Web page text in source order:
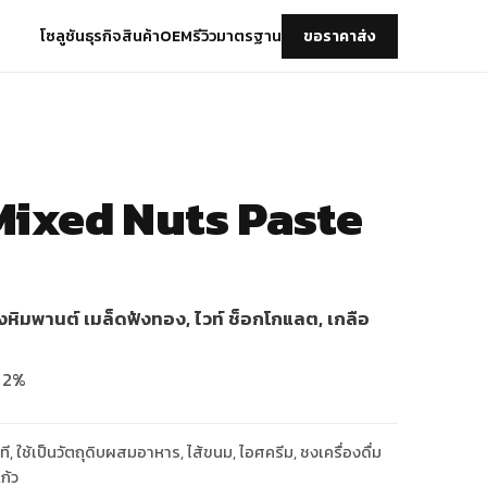
โซลูชันธุรกิจสินค้าOEMรีวิวมาตรฐาน ขอราคาส่ง
Nuts Paste
มพานต์ เมล็ดฟังทอง, ไวท์ ช็อกโกแลต, เกลือ
, ใช้เป็นวัตถุดิบผสมอาหาร, ไส้ขนม, ไอศครีม, ชงเครื่องดื่ม
ว